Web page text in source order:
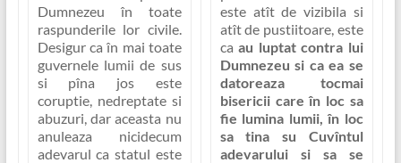
Dumnezeu în toate
raspunderile lor civile.
Desigur ca în mai toate
guvernele lumii de sus
si pîna jos este
coruptie, nedreptate si
abuzuri, dar aceasta nu
anuleaza nicidecum
adevarul ca statul este
este atît de vizibila si
atît de pustiitoare, este
caau luptat contra lui
Dumnezeu si ca ea se
datoreaza tocmai
bisericii care în loc sa
fie lumina lumii, în loc
sa tina su Cuvîntul
adevarului si sa se